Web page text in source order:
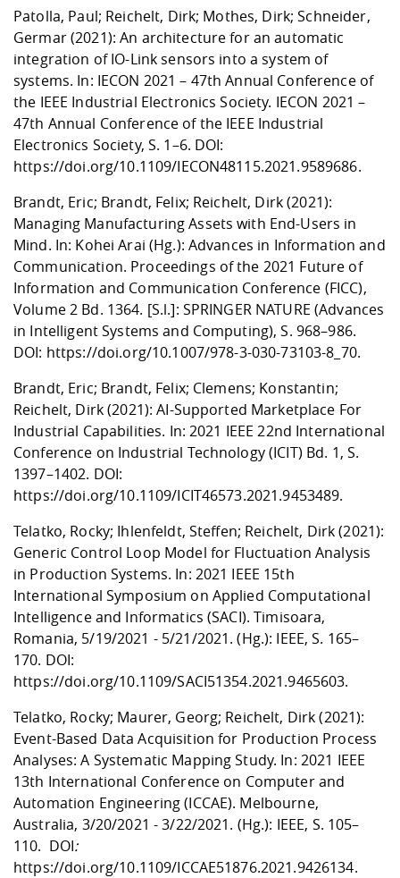
Patolla, Paul; Reichelt, Dirk; Mothes, Dirk; Schneider,
Germar (2021): An architecture for an automatic
integration of IO-Link sensors into a system of
systems. In: IECON 2021 – 47th Annual Conference of
the IEEE Industrial Electronics Society. IECON 2021 –
47th Annual Conference of the IEEE Industrial
Electronics Society, S. 1–6. DOI:
https://doi.org/10.1109/IECON48115.2021.9589686.
Brandt, Eric; Brandt, Felix; Reichelt, Dirk (2021):
Managing Manufacturing Assets with End-Users in
Mind. In: Kohei Arai (Hg.): Advances in Information and
Communication. Proceedings of the 2021 Future of
Information and Communication Conference (FICC),
Volume 2 Bd. 1364. [S.l.]: SPRINGER NATURE (Advances
in Intelligent Systems and Computing), S. 968–986.
DOI: https://doi.org/10.1007/978-3-030-73103-8_70.
Brandt, Eric; Brandt, Felix; Clemens; Konstantin;
Reichelt, Dirk (2021): AI-Supported Marketplace For
Industrial Capabilities. In: 2021 IEEE 22nd International
Conference on Industrial Technology (ICIT) Bd. 1, S.
1397–1402. DOI:
https://doi.org/10.1109/ICIT46573.2021.9453489.
Telatko, Rocky; Ihlenfeldt, Steffen; Reichelt, Dirk (2021):
Generic Control Loop Model for Fluctuation Analysis
in Production Systems. In: 2021 IEEE 15th
International Symposium on Applied Computational
Intelligence and Informatics (SACI). Timisoara,
Romania, 5/19/2021 - 5/21/2021. (Hg.): IEEE, S. 165–
170. DOI:
https://doi.org/10.1109/SACI51354.2021.9465603.
Telatko, Rocky; Maurer, Georg; Reichelt, Dirk (2021):
Event-Based Data Acquisition for Production Process
Analyses: A Systematic Mapping Study. In: 2021 IEEE
13th International Conference on Computer and
Automation Engineering (ICCAE). Melbourne,
Australia, 3/20/2021 - 3/22/2021. (Hg.): IEEE, S. 105–
110. DOI:
https://doi.org/10.1109/ICCAE51876.2021.9426134.